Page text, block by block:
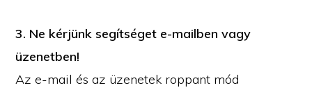
3. Ne kérjünk segítséget e-mailben vagy
üzenetben!
Az e-mail és az üzenetek roppant mód